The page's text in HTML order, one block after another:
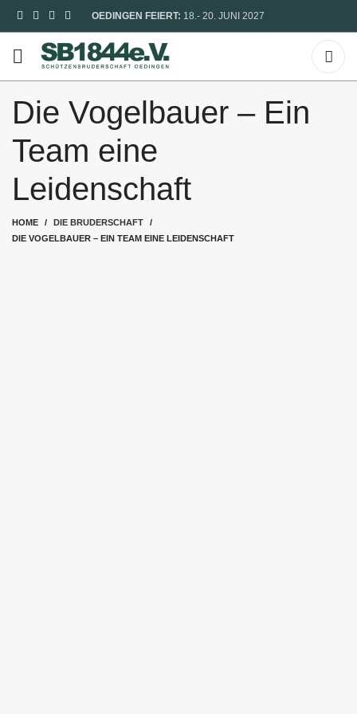
OEDINGEN FEIERT: 18.- 20. JUNI 2027
Die Vogelbauer – Ein
Team eine
Leidenschaft
HOME
DIE BRUDERSCHAFT
DIE VOGELBAUER – EIN TEAM EINE LEIDENSCHAFT